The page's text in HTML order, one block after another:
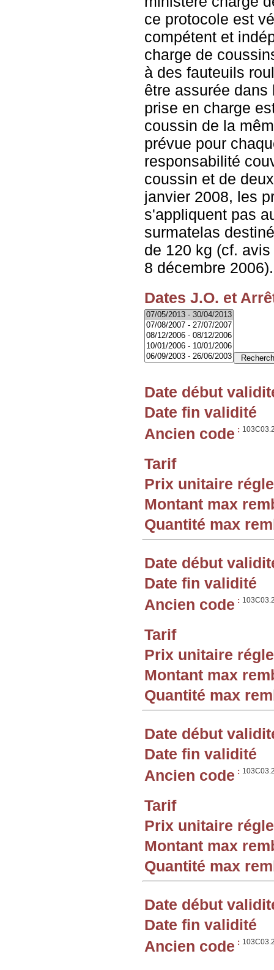
ce protocole est
compétent et
charge de
à des fauteuils
être assurée
prise en charge
coussin de la
prévue pour
responsabilité
coussin et de
janvier 2008, les
s'appliquent pas
surmatelas
de 120 kg (cf.
8 décembre 2006).
Dates J.O. et
Date début
Date fin validité
Ancien code :
Tarif
Prix unitaire
Montant max
Quantité max
Date début
Date fin validité
Ancien code :
Tarif
Prix unitaire
Montant max
Quantité max
Date début
Date fin validité
Ancien code :
Tarif
Prix unitaire
Montant max
Quantité max
Date début
Date fin validité
Ancien code :